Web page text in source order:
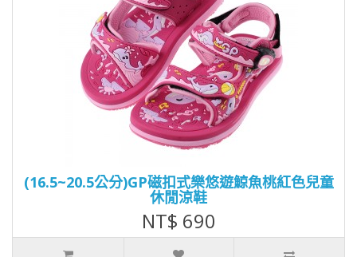
(16.5~20.5公分)GP磁扣式樂悠遊鯨魚桃紅色兒童
休閒涼鞋
NT$ 690